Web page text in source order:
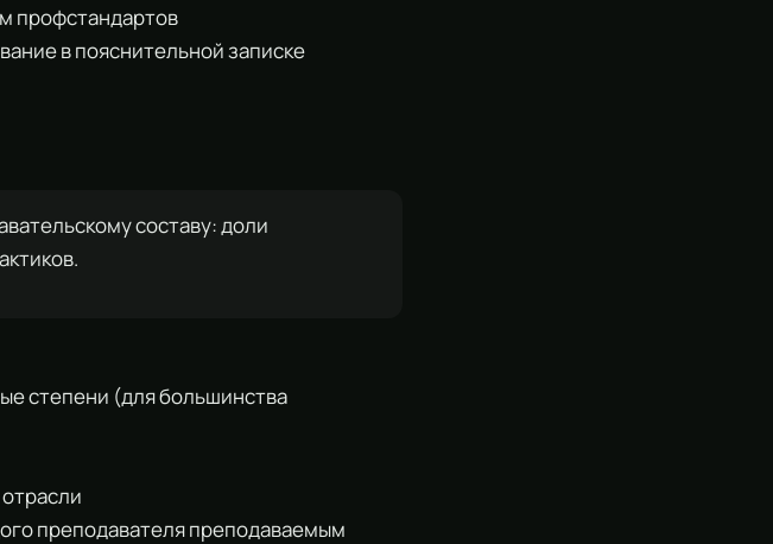
профстандартов
в пояснительной записке
составу: доли
степени (для большинства
преподавателя преподаваемым